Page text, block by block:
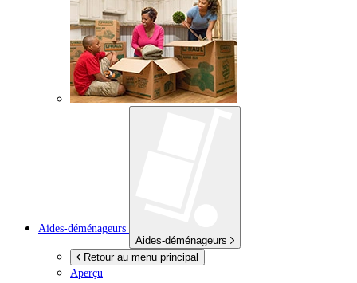
Aides-déménageurs
Aides-déménageurs
Retour au menu principal
Aperçu